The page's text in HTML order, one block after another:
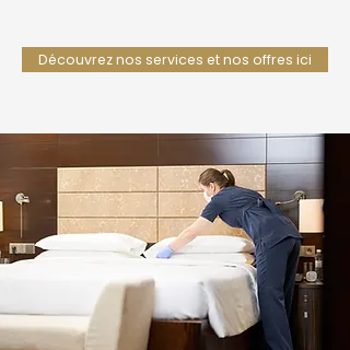
Découvrez nos services et nos offres ici